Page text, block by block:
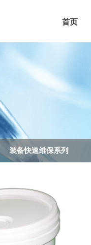
首页
装备快速维保系列